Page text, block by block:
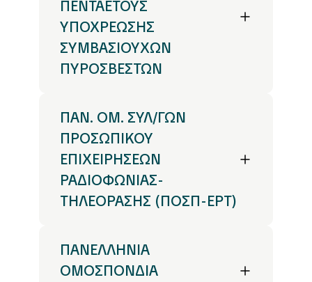
ΠΕΝΤΑΕΤΟΥΣ
ΥΠΟΧΡΕΩΣΗΣ
ΣΥΜΒΑΣΙΟΥΧΩΝ
ΠΥΡΟΣΒΕΣΤΩΝ
ΠΑΝ. ΟΜ. ΣΥΛ/ΓΩΝ
ΠΡΟΣΩΠΙΚΟΥ
ΕΠΙΧΕΙΡΗΣΕΩΝ
ΡΑΔΙΟΦΩΝΙΑΣ-
ΤΗΛΕΟΡΑΣΗΣ (ΠΟΣΠ-ΕΡΤ)
ΠΑΝΕΛΛΗΝΙΑ
ΟΜΟΣΠΟΝΔΙΑ